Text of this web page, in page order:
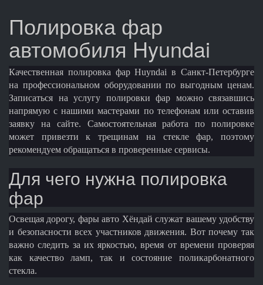
Полировка фар
автомобиля Hyundai
Качественная полировка фар Huyndai в Санкт-Петербурге
на профессиональном оборудовании по выгодным ценам.
Записаться на услугу полировки фар можно связавшись
напрямую с нашими мастерами по телефонам или оставив
заявку на сайте. Самостоятельная работа по полировке
может привезти к трещинам на стекле фар, поэтому
рекомендуем обращаться в проверенные сервисы.
Для чего нужна полировка
фар
Освещая дорогу, фары авто Хёндай служат вашему удобству
и безопасности всех участников движения. Вот почему так
важно следить за их яркостью, время от времени проверяя
как качество ламп, так и состояние поликарбонатного
стекла.